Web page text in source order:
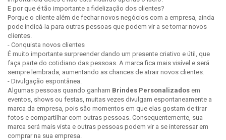
E por que é tão importante a fidelização dos clientes?
Porque o cliente além de fechar novos negócios com a empresa, ainda
pode indicá-la para outras pessoas que podem vir a se tornar novos
clientes.
- Conquista novos clientes
É muito importante surpreender dando um presente criativo e útil, que
faça parte do cotidiano das pessoas. A marca fica mais visível e será
sempre lembrada, aumentando as chances de atrair novos clientes.
- Divulgação espontânea.
Algumas pessoas quando ganham Brindes Personalizados em
eventos, shows ou festas, muitas vezes divulgam espontaneamente a
marca da empresa, pois são momentos em que elas gostam de tirar
fotos e compartilhar com outras pessoas. Consequentemente, sua
marca será mais vista e outras pessoas podem vir a se interessar em
comprar na sua empresa.